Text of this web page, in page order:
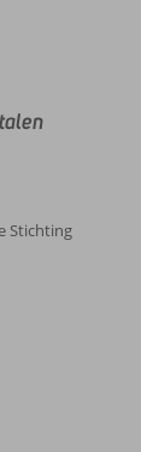
Stichting